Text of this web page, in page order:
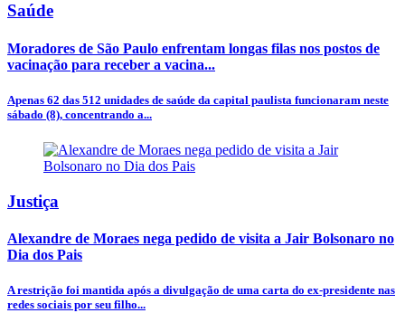
Saúde
Moradores de São Paulo enfrentam longas filas nos postos de
vacinação para receber a vacina...
Apenas 62 das 512 unidades de saúde da capital paulista funcionaram neste
sábado (8), concentrando a...
Justiça
Alexandre de Moraes nega pedido de visita a Jair Bolsonaro no
Dia dos Pais
A restrição foi mantida após a divulgação de uma carta do ex-presidente nas
redes sociais por seu filho...